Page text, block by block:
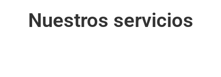
Nuestros servicios